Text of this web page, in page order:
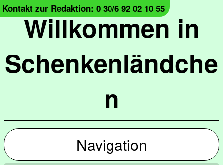
Willkommen in
Schenkenländche
n
Kontakt zur Redaktion: 0 30/6 92 02 10 55
Navigation